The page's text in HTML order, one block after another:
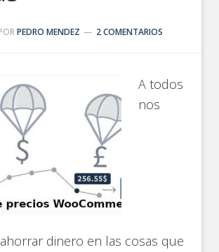
PEDRO MENDEZ 2 COMENTARIOS
A todos
nos
dinero en las cosas que